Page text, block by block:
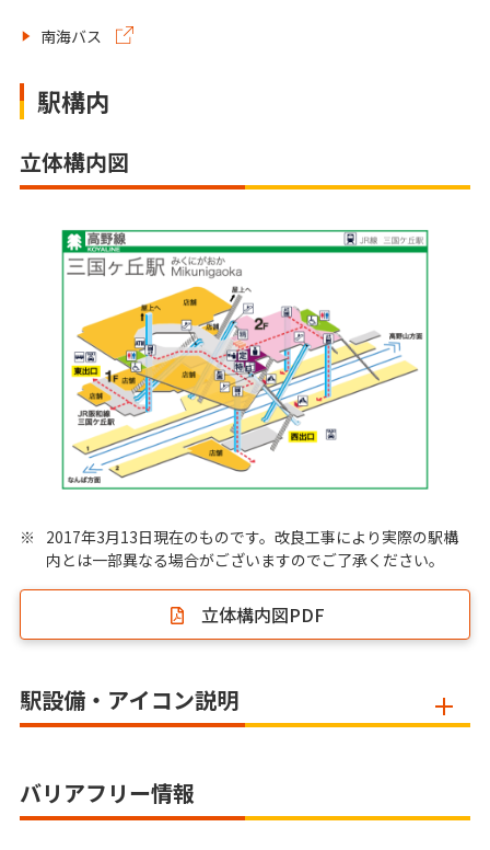
南海バス
駅構内
立体構内図
※
2017年3月13日現在のものです。改良工事により実際の駅構
内とは一部異なる場合がございますのでご了承ください。
立体構内図PDF
駅設備・アイコン説明
バリアフリー情報